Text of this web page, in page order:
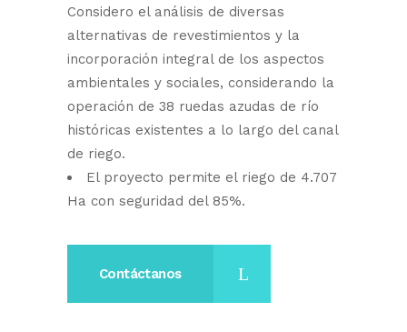
Considero el análisis de diversas
alternativas de revestimientos y la
incorporación integral de los aspectos
ambientales y sociales, considerando la
operación de 38 ruedas azudas de río
históricas existentes a lo largo del canal
de riego.
El proyecto permite el riego de 4.707
Ha con seguridad del 85%.
Contáctanos